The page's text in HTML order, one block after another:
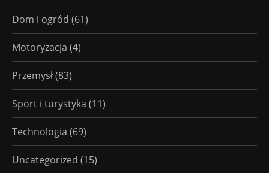
Dom i ogród (61)
Motoryzacja (4)
Przemysł(83)
Sport i turystyka (11)
Technologia (69)
Uncategorized (15)